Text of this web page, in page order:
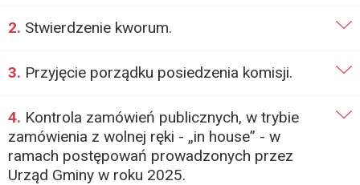
2. Stwierdzenie kworum.
3. Przyjęcie porządku posiedzenia komisji.
4. Kontrola zamówień publicznych, w trybie
zamówienia z wolnej ręki - „in house” - w
ramach postępowań prowadzonych przez
Urząd Gminy w roku 2025.